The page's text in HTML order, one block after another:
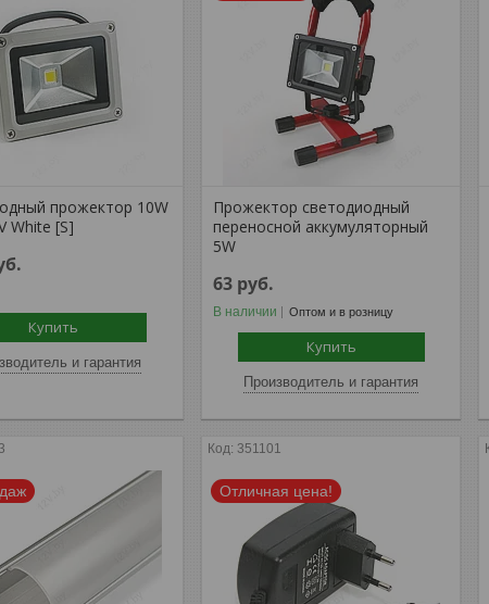
прожектор 10W
White [S]
Купить
и гарантия
Прожектор светодиодный
переносной аккумуляторный
5W
63 руб.
В наличии Оптом и в розницу
Купить
Производитель и гарантия
351101
Отличная цена!